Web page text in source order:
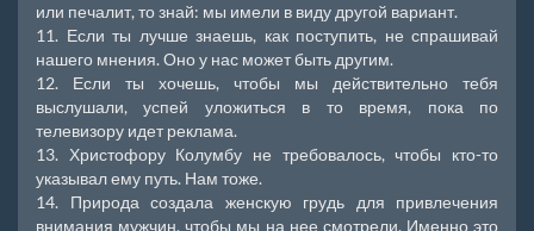
или печалит, то знай: мы имели в виду другой вариант.
11. Если ты лучше знаешь, как поступить, не спрашивай
нашего мнения. Оно у нас может быть другим.
12. Если ты хочешь, чтобы мы действительно тебя
выслушали, успей уложиться в то время, пока по
телевизору идет реклама.
13. Христофору Колумбу не требовалось, чтобы кто-то
указывал ему путь. Нам тоже.
14. Природа создала женскую грудь для привлечения
внимания мужчин, чтобы мы на нее смотрели. Именно это